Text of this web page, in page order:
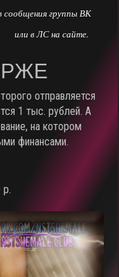
сообщения группы ВК
или в ЛС на сайте.
отправляется
1 тыс. рублей. А
на котором
финансами.